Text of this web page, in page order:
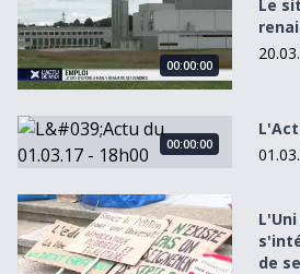
00:00:00
Le
L&#039;Actu du 01.03.17 - 18h00
00:00:00
L&#039;Uni de Fribourg
de